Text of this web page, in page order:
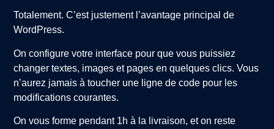
Totalement. C’est justement l’avantage principal de
WordPress.
On configure votre interface pour que vous puissiez
changer textes, images et pages en quelques clics. Vous
n’aurez jamais à toucher une ligne de code pour les
modifications courantes.
On vous forme pendant 1h à la livraison, et on reste